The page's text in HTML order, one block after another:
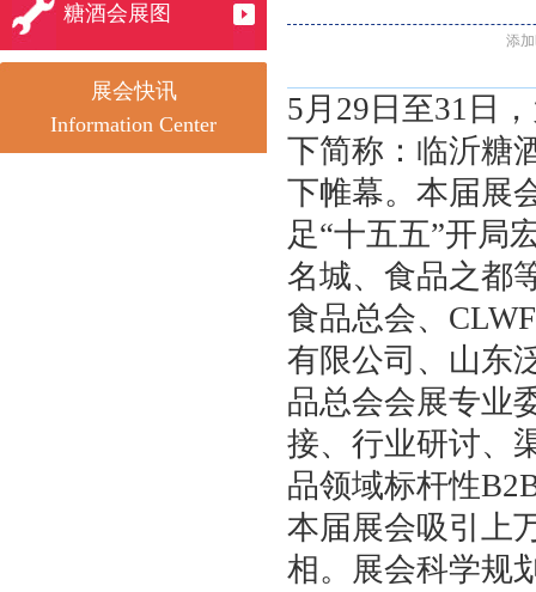
糖酒会展图
展会快讯
Information Center
添加
5月29日至31日
下简称：临沂糖
下帷幕。本届展
足“十五五”开局
名城、食品之都
食品总会、
有限公司、山东
品总会会展专业
接、行业研讨、
品领域标杆性
本届展会吸引上
相。展会科学规